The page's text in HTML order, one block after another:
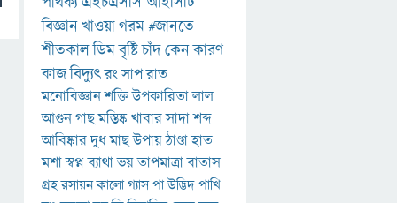
বিজ্ঞানখাওয়াগরম#জানতে
শীতকালডিমবৃষ্টিচাঁদকেনকারণ
কাজবিদ্যুৎরংসাপরাত
মনোবিজ্ঞানশক্তিউপকারিতালাল
আগুনগাছমস্তিষ্কখাবারসাদাশব্দ
আবিষ্কারদুধমাছউপায়ঠাণ্ডাহাত
মশাস্বপ্নব্যাথাভয়তাপমাত্রাবাতাস
গ্রহরসায়নকালোগ্যাসপাউদ্ভিদপাখি